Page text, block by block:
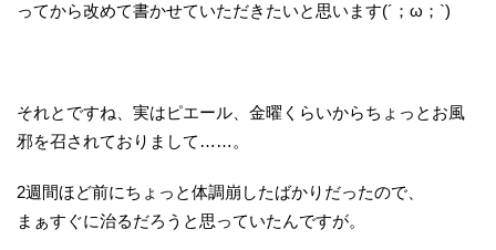
ってから改めて書かせていただきたいと思います(´；ω；`)
それとですね、実はピエール、金曜くらいからちょっとお風
邪を召されておりまして……。
2週間ほど前にちょっと体調崩したばかりだったので、
まぁすぐに治るだろうと思っていたんですが。